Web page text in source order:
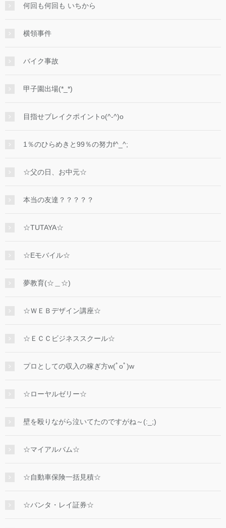
何回も何回も いちから
横領事件
バイク事故
甲子園出場(*_*)
目指せブレイクポイントo(^-^)o
1％のひらめきと99％の努力f^_^;
☆父の日、お中元☆
本当の友達？？？？？
☆TUTAYA☆
☆Eモバイル☆
夢教育(☆＿☆)
☆ＷＥＢデザイン講座☆
☆ＥＣＣビジネススクール☆
プロとしての収入の稼ぎ方w(ﾟoﾟ)w
☆ローヤルゼリー☆
壁を殴りながら泣いてたのですがね～(:_;)
☆マイアルバム☆
☆自動車保険一括見積☆
☆バンタ・レイ証券☆